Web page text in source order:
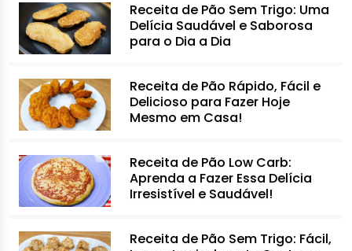
Receita de Pão Sem Trigo: Uma
Delícia Saudável e Saborosa
para o Dia a Dia
Receita de Pão Rápido, Fácil e
Delicioso para Fazer Hoje
Mesmo em Casa!
Receita de Pão Low Carb:
Aprenda a Fazer Essa Delícia
Irresistível e Saudável!
Receita de Pão Sem Trigo: Fácil,